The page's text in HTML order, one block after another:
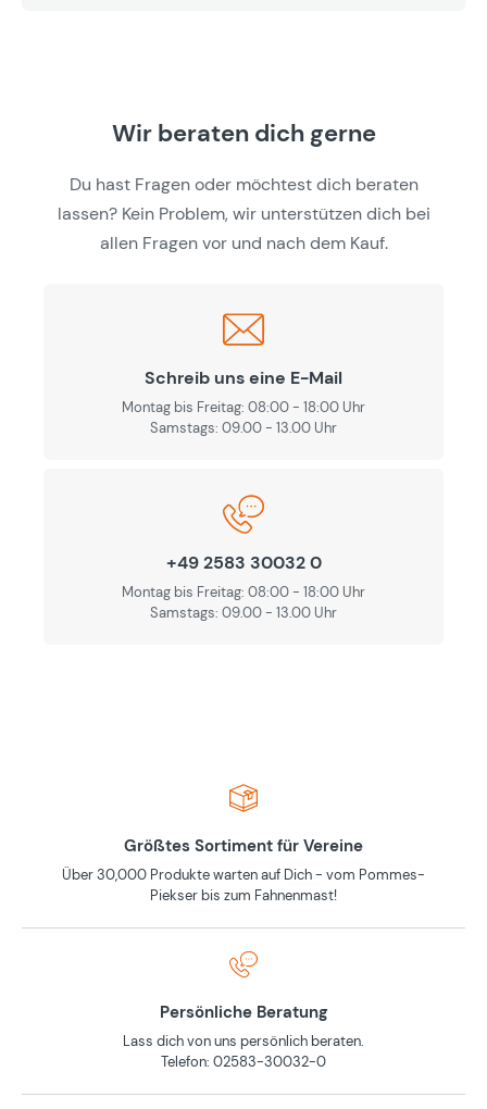
Wir beraten dich gerne
Du hast Fragen oder möchtest dich beraten
lassen? Kein Problem, wir unterstützen dich bei
allen Fragen vor und nach dem Kauf.
Schreib uns eine E-Mail
Montag bis Freitag: 08:00 - 18:00 Uhr
Samstags: 09.00 - 13.00 Uhr
+49 2583 30032 0
Montag bis Freitag: 08:00 - 18:00 Uhr
Samstags: 09.00 - 13.00 Uhr
Größtes Sortiment für Vereine
Über 30,000 Produkte warten auf Dich - vom Pommes-
Piekser bis zum Fahnenmast!
Persönliche Beratung
Lass dich von uns persönlich beraten.
Telefon: 02583-30032-0